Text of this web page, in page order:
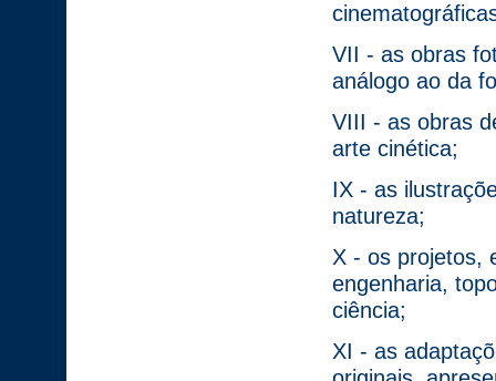
VII - as obras
análogo ao da
VIII - as obras
arte cinética;
IX - as
natureza;
X - os projetos,
engenharia,
ciência;
XI - as